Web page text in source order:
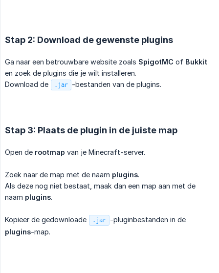
Stap 2: Download de gewenste plugins
Ga naar een betrouwbare website zoals SpigotMC of Bukkit
en zoek de plugins die je wilt installeren.
Download de
.jar -bestanden van de plugins.
Stap 3: Plaats de plugin in de juiste map
Open de rootmap van je Minecraft-server.
Zoek naar de map met de naam plugins.
Als deze nog niet bestaat, maak dan een map aan met de
naam plugins.
Kopieer de gedownloade .jar -pluginbestanden in de
plugins-map.